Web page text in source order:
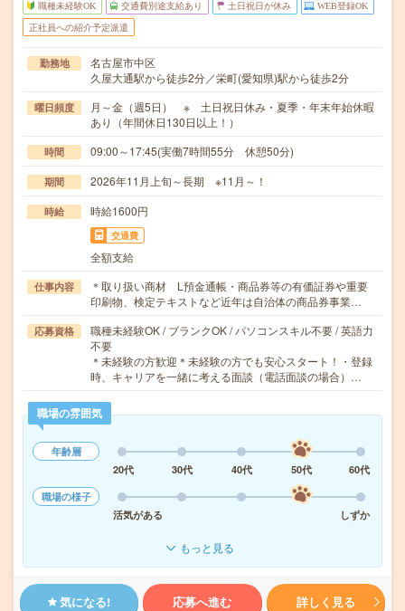
職種未経験OK 交通費別途支給あり 土日祝日が休み WEB登録OK
正社員への紹介予定派遣
勤務地
名古屋市中区
久屋大通駅から徒歩2分／栄町(愛知県)駅から徒歩2分
曜日頻度
月～金（週5日） ※ 土日祝日休み・夏季・年末年始休暇
あり（年間休日130日以上！）
時間 09:00～17:45(実働7時間55分 休憩50分)
期間 2026年11月上旬～長期 ※11月～！
時給 時給1600円
交通費
全額支給
仕事内容
＊取り扱い商材 L預金通帳・商品券等の有価証券や重要
印刷物、検定テキストなど近年は自治体の商品券事業…
応募資格
職種未経験OK / ブランクOK / パソコンスキル不要 / 英語力
不要
＊未経験の方歓迎＊未経験の方でも安心スタート！・登録
時、キャリアを一緒に考える面談（電話面談の場合）…
職場の雰囲気
年齢層
20代
30代 40代 50代
60代
職場の様子
活気がある
しずか
もっと見る
気になる! 応募へ進む 詳しく見る